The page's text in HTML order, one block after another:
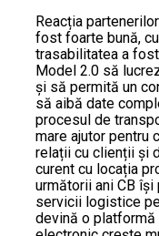
Reacția
fost foarte bună,
trasabilitatea a
Model 2.0 să
și să permită un
să aibă date
procesul de
mare ajutor pentru
relații cu clienții și
curent cu locația
următorii ani CB
servicii logistice
devină o